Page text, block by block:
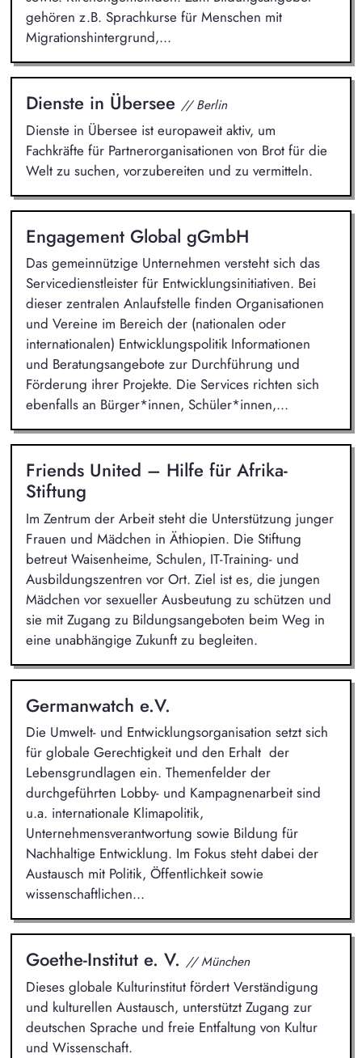
gehören z.B. Sprachkurse für Menschen mit
Migrationshintergrund,...
Dienste in Übersee // Berlin
Dienste in Übersee ist europaweit aktiv, um
Fachkräfte für Partnerorganisationen von Brot für die
Welt zu suchen, vorzubereiten und zu vermitteln.
Engagement Global gGmbH
Das gemeinnützige Unternehmen versteht sich das
Servicedienstleister für Entwicklungsinitiativen. Bei
dieser zentralen Anlaufstelle finden Organisationen
und Vereine im Bereich der (nationalen oder
internationalen) Entwicklungspolitik Informationen
und Beratungsangebote zur Durchführung und
Förderung ihrer Projekte. Die Services richten sich
ebenfalls an Bürger*innen, Schüler*innen,...
Friends United – Hilfe für Afrika-
Stiftung
Im Zentrum der Arbeit steht die Unterstützung junger
Frauen und Mädchen in Äthiopien. Die Stiftung
betreut Waisenheime, Schulen, IT-Training- und
Ausbildungszentren vor Ort. Ziel ist es, die jungen
Mädchen vor sexueller Ausbeutung zu schützen und
sie mit Zugang zu Bildungsangeboten beim Weg in
eine unabhängige Zukunft zu begleiten.
Germanwatch e.V.
Die Umwelt- und Entwicklungsorganisation setzt sich
für globale Gerechtigkeit und den Erhalt der
Lebensgrundlagen ein. Themenfelder der
durchgeführten Lobby- und Kampagnenarbeit sind
u.a. internationale Klimapolitik,
Unternehmensverantwortung sowie Bildung für
Nachhaltige Entwicklung. Im Fokus steht dabei der
Austausch mit Politik, Öffentlichkeit sowie
wissenschaftlichen...
Goethe-Institut e. V. // München
Dieses globale Kulturinstitut fördert Verständigung
und kulturellen Austausch, unterstützt Zugang zur
deutschen Sprache und freie Entfaltung von Kultur
und Wissenschaft.